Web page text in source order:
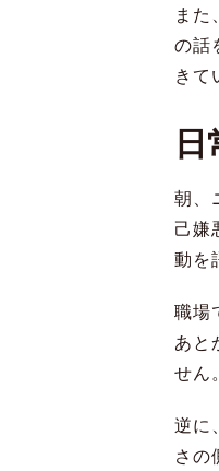
また
の話
きて
朝、
己嫌
動を
職場
あと
せん
逆に
さの